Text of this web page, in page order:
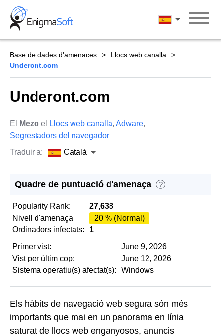
Skip
content
Català
Base de dades d'amenaces
Llocs web canalla
Underont.com
Underont.com
El Mezo el Llocs web canalla, Adware,
Segrestadors del navegador
Traduir a:
Català
Quadre de puntuació d'amenaça ?
Popularity Rank:
27,638
Nivell d'amenaça:
20 % (Normal)
Ordinadors infectats:
1
Primer vist:
June 9, 2026
Vist per últim cop:
June 12, 2026
Sistema operatiu(s) afectat(s):
Windows
Els hàbits de navegació web segura són més
importants que mai en un panorama en línia
saturat de llocs web enganyosos, anuncis